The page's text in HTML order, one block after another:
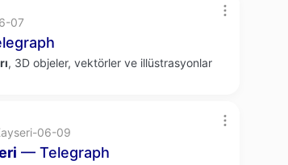
07
, 3D objeler, vektörler ve illüstrasyonlar
06-09
— Telegraph